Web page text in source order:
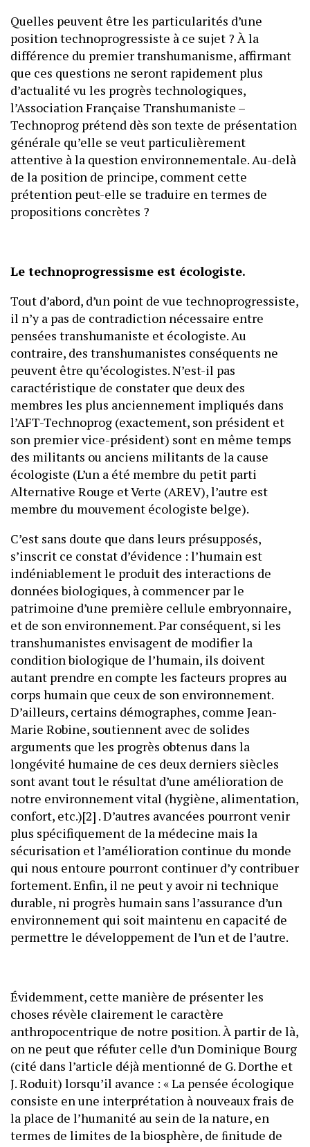
Quelles peuvent être les particularités d’une
position technoprogressiste à ce sujet ? À la
différence du premier transhumanisme, affirmant
que ces questions ne seront rapidement plus
d’actualité vu les progrès technologiques,
l’Association Française Transhumaniste –
Technoprog prétend dès son texte de présentation
générale qu’elle se veut particulièrement
attentive à la question environnementale. Au-delà
de la position de principe, comment cette
prétention peut-elle se traduire en termes de
propositions concrètes ?
Le technoprogressisme est écologiste.
Tout d’abord, d’un point de vue technoprogressiste,
il n’y a pas de contradiction nécessaire entre
pensées transhumaniste et écologiste. Au
contraire, des transhumanistes conséquents ne
peuvent être qu’écologistes. N’est-il pas
caractéristique de constater que deux des
membres les plus anciennement impliqués dans
l’AFT-Technoprog (exactement, son président et
son premier vice-président) sont en même temps
des militants ou anciens militants de la cause
écologiste (L’un a été membre du petit parti
Alternative Rouge et Verte (AREV), l’autre est
membre du mouvement écologiste belge).
C’est sans doute que dans leurs présupposés,
s’inscrit ce constat d’évidence : l’humain est
indéniablement le produit des interactions de
données biologiques, à commencer par le
patrimoine d’une première cellule embryonnaire,
et de son environnement. Par conséquent, si les
transhumanistes envisagent de modifier la
condition biologique de l’humain, ils doivent
autant prendre en compte les facteurs propres au
corps humain que ceux de son environnement.
D’ailleurs, certains démographes, comme Jean-
Marie Robine, soutiennent avec de solides
arguments que les progrès obtenus dans la
longévité humaine de ces deux derniers siècles
sont avant tout le résultat d’une amélioration de
notre environnement vital (hygiène, alimentation,
confort, etc.)[2] . D’autres avancées pourront venir
plus spécifiquement de la médecine mais la
sécurisation et l’amélioration continue du monde
qui nous entoure pourront continuer d’y contribuer
fortement. Enfin, il ne peut y avoir ni technique
durable, ni progrès humain sans l’assurance d’un
environnement qui soit maintenu en capacité de
permettre le développement de l’un et de l’autre.
Évidemment, cette manière de présenter les
choses révèle clairement le caractère
anthropocentrique de notre position. À partir de là,
on ne peut que réfuter celle d’un Dominique Bourg
(cité dans l’article déjà mentionné de G. Dorthe et
J. Roduit) lorsqu’il avance : « La pensée écologique
consiste en une interprétation à nouveaux frais de
la place de l’humanité au sein de la nature, en
termes de limites de la biosphère, de ﬁnitude de